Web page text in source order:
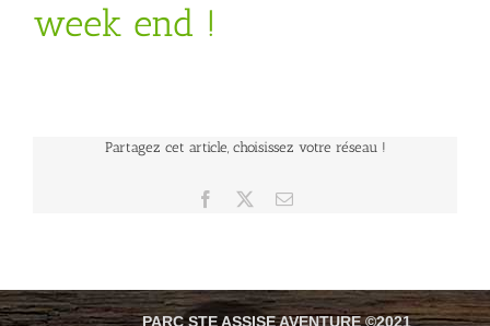
week end !
Partagez cet article, choisissez votre réseau !
Facebook Email
PARC STE ASSISE AVENTURE ©2021